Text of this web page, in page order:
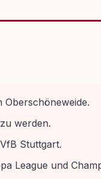
werden.
Stuttgart.
League und